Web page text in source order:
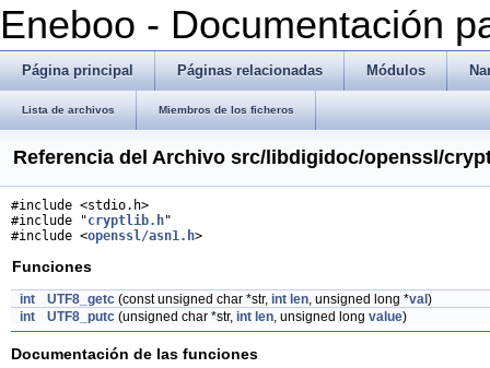
Eneboo - Documentación
Página principal Páginas relacionadas Módulos
Lista de archivos Miembros de los ficheros
Referencia del Archivo src/libdigidoc/openssl/
#include <stdio.h>
#include "cryptlib.h"
#include <openssl/asn1.h>
Funciones
int UTF8_getc (const unsigned char *str, int len, unsigned long *val )
int
UTF8_putc (unsigned char *str, int len, unsigned long value)
Documentación de las funciones